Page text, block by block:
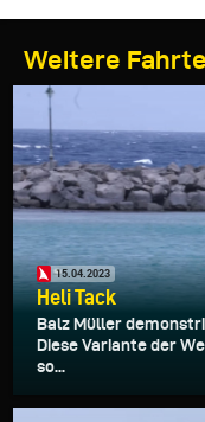
Weitere
15.04.2023
Heli Tack
Balz Müller
Diese Variante der
so...